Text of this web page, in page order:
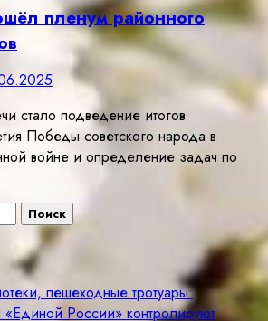
пленум районного
стало подведение итогов
Победы советского народа в
войне и определение задач по
пешеходные тротуары:
«Единой России» контролируют